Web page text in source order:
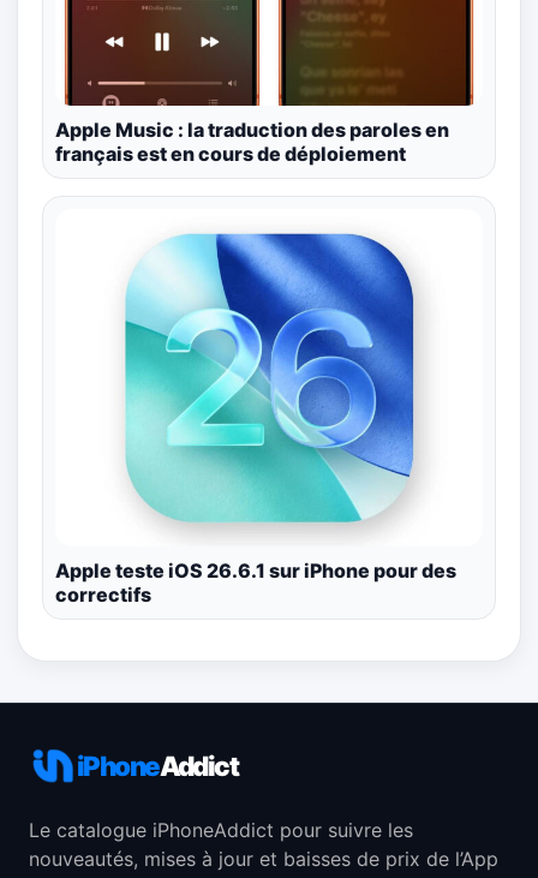
Apple Music : la traduction des paroles en
français est en cours de déploiement
Apple teste iOS 26.6.1 sur iPhone pour des
correctifs
iPhoneAddict
Le catalogue iPhoneAddict pour suivre les
nouveautés, mises à jour et baisses de prix de l’App